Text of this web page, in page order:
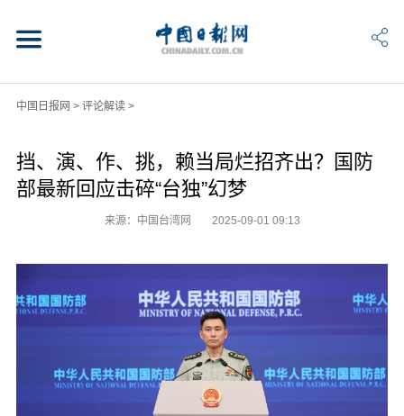
中国日报网 > 评论解读>
挡、演、作、挑，赖当局烂招齐出？国防
部最新回应击碎“台独”幻梦
来源：中国台湾网 2025-09-01 09:13